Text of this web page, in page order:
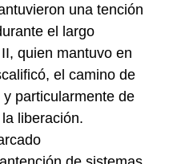
una tención
el largo
quien mantuvo en
el camino de
particularmente de
liberación.